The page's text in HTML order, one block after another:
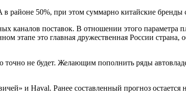
районе 50%, при этом суммарно китайские бренды
каналов поставок. В отношении этого
этапе это главная дружественная России
не будет. Желающим пополнить ряды
и Haval. Ранее составленный прогноз